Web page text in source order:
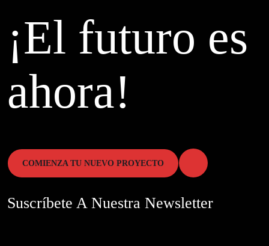
¡El futuro es
ahora!
COMIENZA TU NUEVO PROYECTO
Suscríbete A Nuestra Newsletter